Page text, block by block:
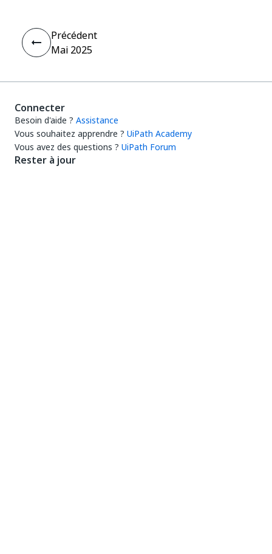
Précédent
Mai 2025
Connecter
Besoin d'aide ? Assistance
Vous souhaitez apprendre ? UiPath Academy
Vous avez des questions ? UiPath Forum
Rester à jour